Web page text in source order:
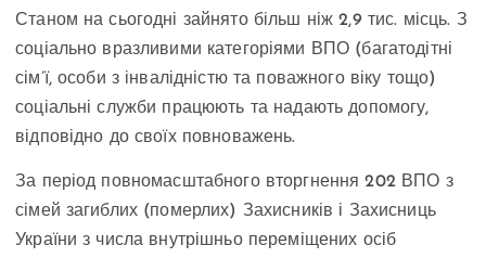
Станом на сьогодні зайнято більш ніж 2,9 тис. місць. З
соціально вразливими категоріями ВПО (багатодітні
сім’ї, особи з інвалідністю та поважного віку тощо)
соціальні служби працюють та надають допомогу,
відповідно до своїх повноважень.
За період повномасштабного вторгнення 202 ВПО з
сімей загиблих (померлих) Захисників і Захисниць
України з числа внутрішньо переміщених осіб